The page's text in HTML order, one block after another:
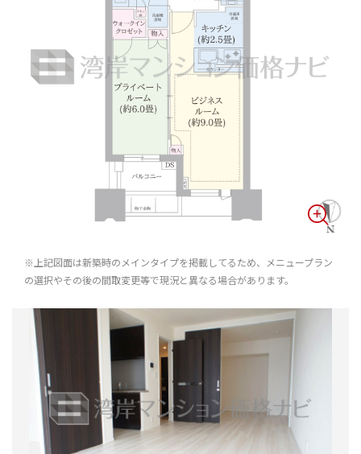
※上記図面は新築時のメインタイプを掲載してるため、メニュープラン
の選択やその後の間取変更等で現況と異なる場合があります。